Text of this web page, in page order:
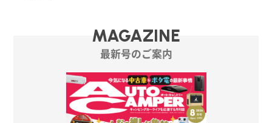
MAGAZINE
最新号のご案内